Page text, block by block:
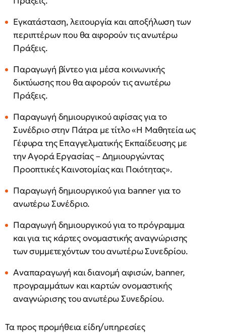
Εγκατάσταση, λειτουργία και αποξήλωση των
περιπτέρων που θα αφορούν τις ανωτέρω
Πράξεις.
Παραγωγή βίντεο για μέσα κοινωνικής
δικτύωσης που θα αφορούν τις ανωτέρω
Πράξεις.
Παραγωγή δημιουργικού αφίσας για το
Συνέδριο στην Πάτρα με τίτλο «Η Μαθητεία ως
Γέφυρα της Επαγγελματικής Εκπαίδευσης με
την Αγορά Εργασίας – Δημιουργώντας
Προοπτικές Καινοτομίας και Ποιότητας».
Παραγωγή δημιουργικού για banner για το
ανωτέρω Συνέδριο.
Παραγωγή δημιουργικού για το πρόγραμμα
και για τις κάρτες ονομαστικής αναγνώρισης
των συμμετεχόντων του ανωτέρω Συνεδρίου.
Αναπαραγωγή και διανομή αφισών, banner,
προγραμμάτων και καρτών ονομαστικής
αναγνώρισης του ανωτέρω Συνεδρίου.
Τα προς προμήθεια είδη/υπηρεσίες